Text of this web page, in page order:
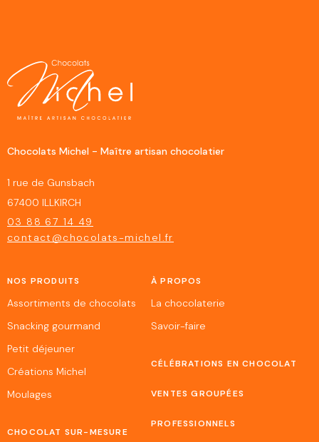
Chocolats Michel - Maître artisan chocolatier
1 rue de Gunsbach
67400 ILLKIRCH
03 88 67 14 49
contact@chocolats-michel.fr
NOS PRODUITS
Assortiments de chocolats
Snacking gourmand
Petit déjeuner
Créations Michel
Moulages
CHOCOLAT SUR-MESURE
À PROPOS
La chocolaterie
Savoir-faire
CÉLÉBRATIONS EN CHOCOLAT
VENTES GROUPÉES
PROFESSIONNELS